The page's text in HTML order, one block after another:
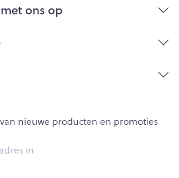
ons op
nieuwe producten en promoties